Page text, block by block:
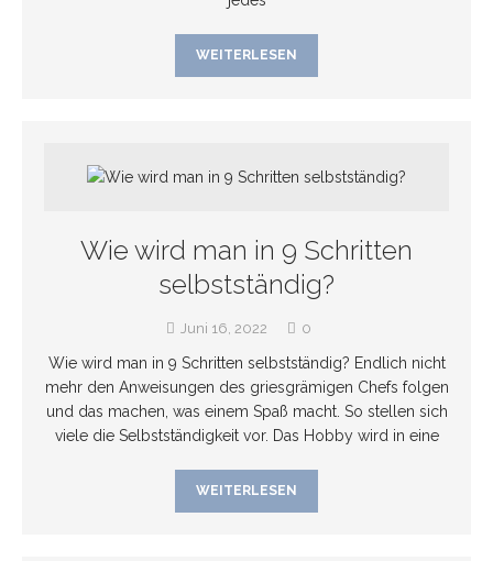
WEITERLESEN
Wie wird man in 9 Schritten
selbstständig?
Juni 16, 2022 0
Wie wird man in 9 Schritten selbstständig? Endlich nicht
mehr den Anweisungen des griesgrämigen Chefs folgen
und das machen, was einem Spaß macht. So stellen sich
viele die Selbstständigkeit vor. Das Hobby wird in eine
WEITERLESEN